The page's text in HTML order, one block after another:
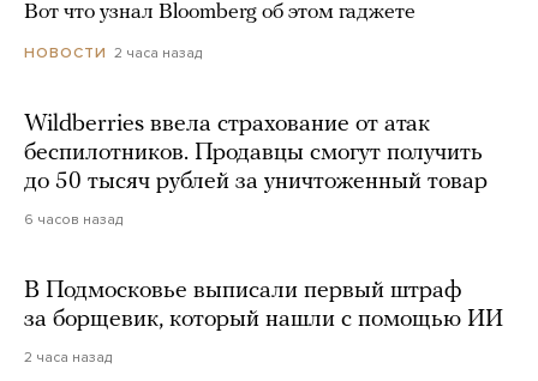
Вот что узнал Bloomberg об этом гаджете
НОВОСТИ 2 часа назад
Wildberries ввела страхование от атак
беспилотников. Продавцы смогут получить
до 50 тысяч рублей за уничтоженный товар
6 часов назад
В Подмосковье выписали первый штраф
за борщевик, который нашли с помощью ИИ
2 часа назад